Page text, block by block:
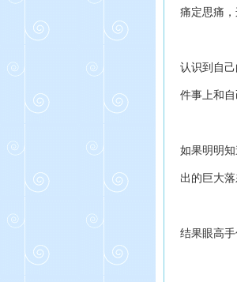
痛定思痛
认识到自
件事上和
如果明明
出的巨大
结果眼高